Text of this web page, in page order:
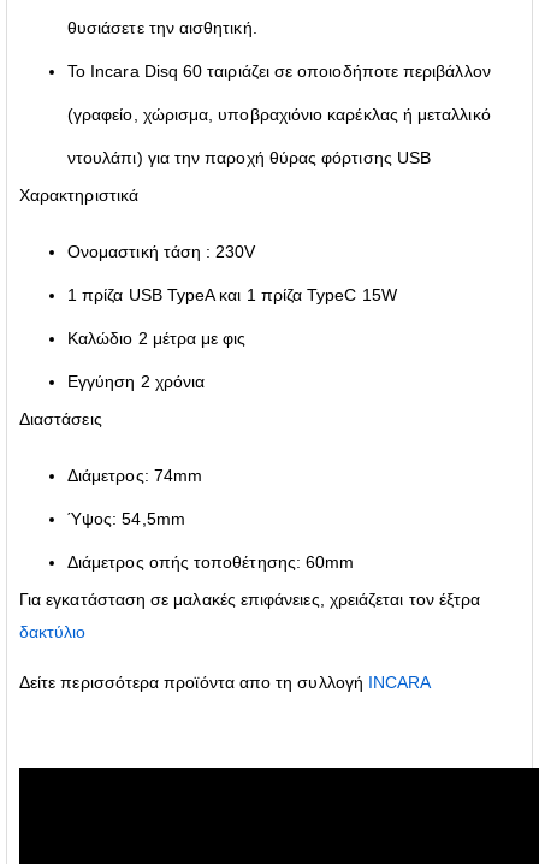
θυσιάσετε την αισθητική.
Το Incara Disq 60 ταιριάζει σε οποιοδήποτε περιβάλλον
(γραφείο, χώρισμα, υποβραχιόνιο καρέκλας ή μεταλλικό
ντουλάπι) για την παροχή θύρας φόρτισης USB
Χαρακτηριστικά
Ονομαστική τάση : 230V
1 πρίζα USB TypeA και 1 πρίζα TypeC 15W
Καλώδιο 2 μέτρα με φις
Εγγύηση 2 χρόνια
Διαστάσεις
Διάμετρος: 74mm
Ύψος: 54,5mm
Διάμετρος οπής τοποθέτησης: 60mm
Για εγκατάσταση σε μαλακές επιφάνειες, χρειάζεται τον έξτρα
δακτύλιο
Δείτε περισσότερα προϊόντα απο τη συλλογή INCARA